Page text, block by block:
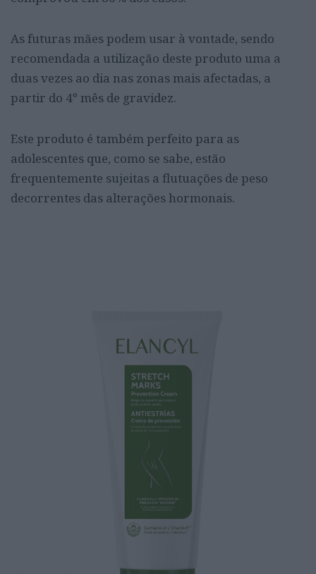
As futuras mães podem usar à vontade, sendo
recomendada a utilização deste produto uma a
duas vezes ao dia nas zonas mais afectadas, a
partir do 4º mês de gravidez.
Este produto é também perfeito para as
adolescentes que, como se sabe, estão
frequentemente sujeitas a flutuações de peso
decorrentes das alterações hormonais.